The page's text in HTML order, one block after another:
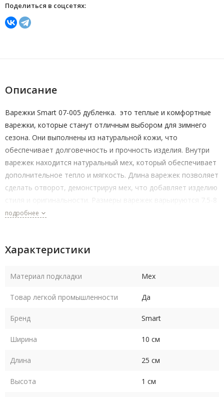
Поделиться в соцсетях:
Описание
Варежки Smart 07-005 дубленка. это теплые и комфортные
варежки, которые станут отличным выбором для зимнего
сезона. Они выполнены из натуральной кожи, что
обеспечивает долговечность и прочность изделия. Внутри
варежек находится натуральный мех, который обеспечивает
дополнительное тепло и мягкость. Длина варежек позволяет
сделать отворот, демонстрируя мех, что добавляет изделию
стиля и оригинальности. Размеры варежек варьируются 7.5-8
Выбирая варежки Smart 07-005 дубленка, вы получаете не
подробнее
Характеристики
Материал подкладки Мех
Товар легкой промышленности Да
Бренд Smart
Ширина 10 см
Длина 25 см
Высота 1 см